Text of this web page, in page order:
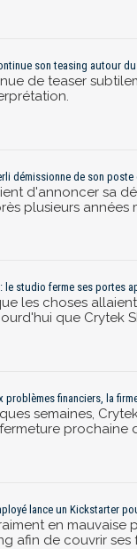
son teasing autour
de teaser
démissionne de son poste
d'annoncer sa
plusieurs
le studio ferme ses portes
les choses
que Crytek
problèmes financiers, la
semaines,
prochaine
lance un Kickstarter
en
afin de couvrir ses